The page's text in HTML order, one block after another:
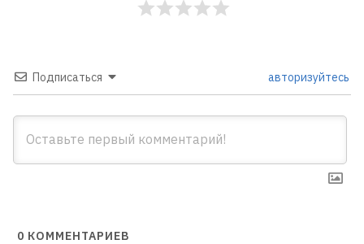
Подписаться авторизуйтесь
0 КОММЕНТАРИЕВ